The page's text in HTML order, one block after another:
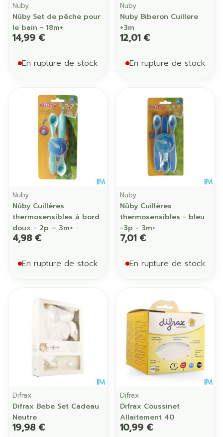
Nuby
Nûby Set de pêche pour
le bain - 18m+
14,99 €
En rupture de stock
Nuby
Nuby Biberon Cuillere
+3m
12,01 €
En rupture de stock
Nuby
Nûby Cuillères
thermosensibles à bord
doux - 2p – 3m+
4,98 €
En rupture de stock
Nuby
Nûby Cuillères
thermosensibles - bleu
-3p - 3m+
7,01 €
En rupture de stock
Difrax
Difrax Bebe Set Cadeau
Neutre
19,98 €
Difrax
Difrax Coussinet
Allaitement 40
10,99 €